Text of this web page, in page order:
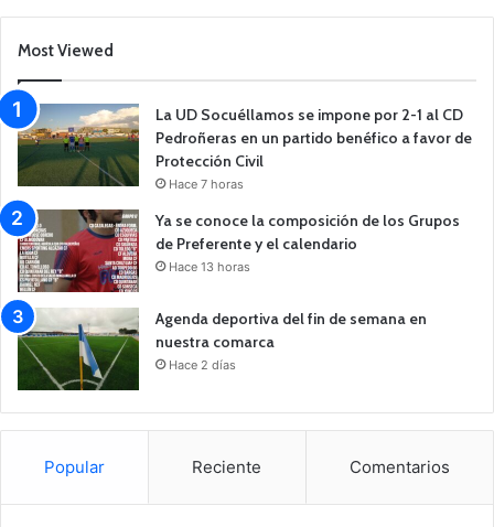
Most Viewed
La UD Socuéllamos se impone por 2-1 al CD
Pedroñeras en un partido benéfico a favor de
Protección Civil
Hace 7 horas
Ya se conoce la composición de los Grupos
de Preferente y el calendario
Hace 13 horas
Agenda deportiva del fin de semana en
nuestra comarca
Hace 2 días
Popular Reciente Comentarios